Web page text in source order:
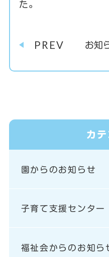
た。
PREV お知
カテ
園からのお知らせ
子育て支援センター
福祉会からのお知ら